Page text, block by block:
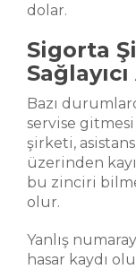
dolar.
Sigorta
Bazı
servise
şirketi,
üzerinden
bu zinciri
olur.
Yanlış
hasar kaydı